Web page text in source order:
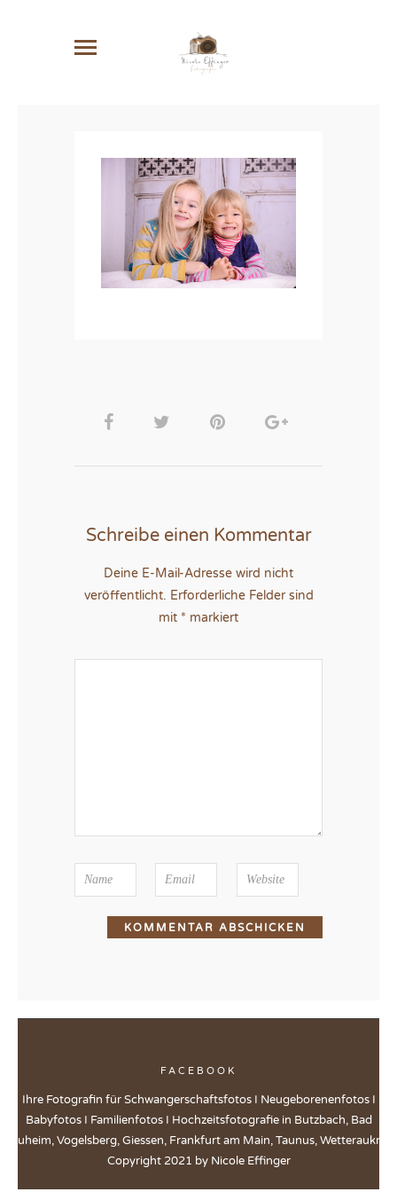
Schreibe einen Kommentar
Deine E-Mail-Adresse wird nicht
veröffentlicht. Erforderliche Felder sind
mit * markiert
FACEBOOK
Ihre Fotografin für Schwangerschaftsfotos I Neugeborenenfotos I
Babyfotos I Familienfotos I Hochzeitsfotografie in Butzbach, Bad
Nauheim, Vogelsberg, Giessen, Frankfurt am Main, Taunus, Wetteraukreis
Copyright 2021 by Nicole Effinger